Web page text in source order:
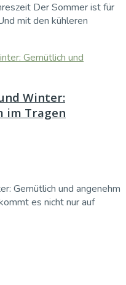
Der Sommer ist für
mit den kühleren
Winter:
im Tragen
Gemütlich und angenehm
es nicht nur auf